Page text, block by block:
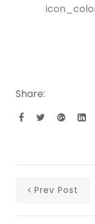
Share:
Prev Post